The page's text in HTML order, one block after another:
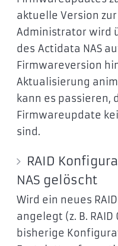
aktuelle Version
Administrator wird
des Actidata NAS
Firmwareversion
Aktualisierung
kann es passieren,
Firmwareupdate
sind.
RAID
NAS gelöscht
Wird ein neues
angelegt (z. B.
bisherige